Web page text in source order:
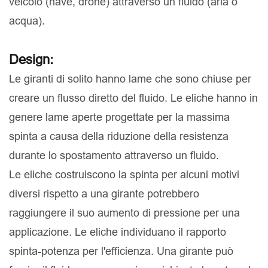
acqua).
Design:
Le giranti di solito hanno lame che sono chiuse per
creare un flusso diretto del fluido. Le eliche hanno in
genere lame aperte progettate per la massima
spinta a causa della riduzione della resistenza
durante lo spostamento attraverso un fluido.
Le eliche costruiscono la spinta per alcuni motivi
diversi rispetto a una girante potrebbero
raggiungere il suo aumento di pressione per una
applicazione. Le eliche individuano il rapporto
spinta-potenza per l'efficienza. Una girante può